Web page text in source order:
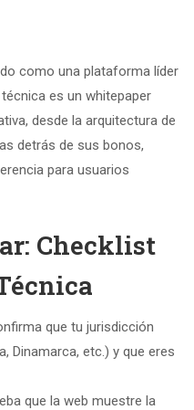
como una plataforma líder
es un whitepaper
desde la arquitectura de
detrás de sus bonos,
para usuarios
Checklist
que tu jurisdicción
Dinamarca, etc.) y que eres
que la web muestre la